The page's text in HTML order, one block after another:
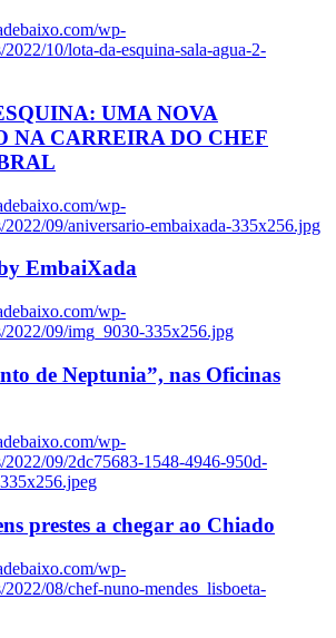
wp-
10/lota-da-esquina-sala-agua-2-
UMA NOVA
NA CARREIRA DO CHEF
wp-
2022/09/aniversario-embaixada-335x256.jpg
EmbaiXada
wp-
2022/09/img_9030-335x256.jpg
de Neptunia”, nas Oficinas
wp-
2022/09/2dc75683-1548-4946-950d-
prestes a chegar ao Chiado
wp-
2022/08/chef-nuno-mendes_lisboeta-